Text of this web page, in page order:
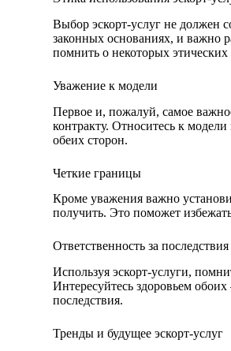
Выбор эскорт-услуг не должен
законных основаниях, и важно
помнить о некоторых этических
Уважение к модели
Первое и, пожалуй, самое
контракту. Относитесь к
обеих сторон.
Четкие границы
Кроме уважения важно
получить. Это поможет
Ответственность за последствия
Используя эскорт-услуги,
Интересуйтесь здоровьем
последствия.
Тренды и будущее эскорт-услуг